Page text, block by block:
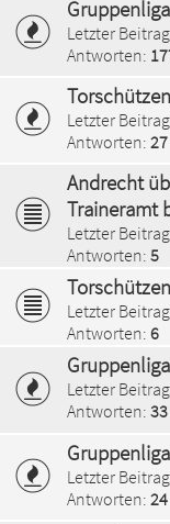
Letzter
Antworten:
Letzter
Antworten: 27
Andrecht
Traineramt
Letzter
Antworten: 5
Letzter
Antworten: 6
Letzter
Antworten: 33
Letzter
Antworten: 24